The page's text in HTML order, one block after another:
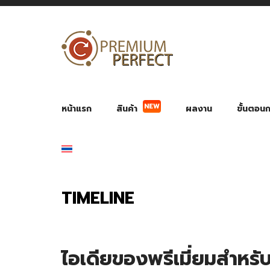
หน้าแรก สินค้า NEW ผลงาน ขั้นตอน
TIMELINE
ไอเดียของพรีเมี่ยมสำหรั